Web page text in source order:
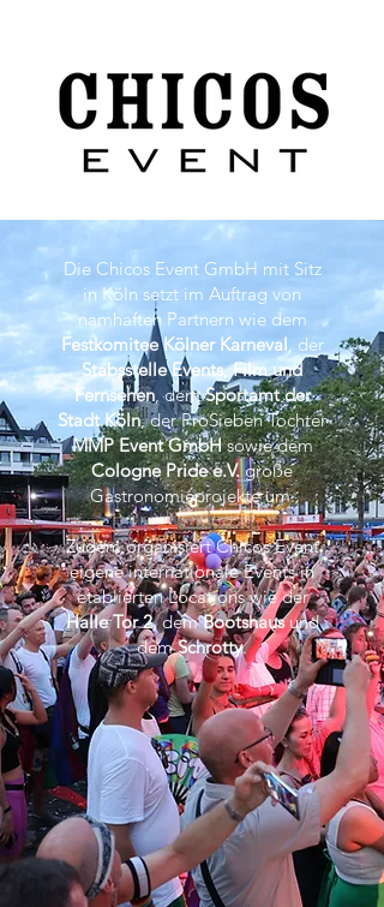
Die Chicos Event GmbH mit Sitz
in Köln setzt im Auftrag von
namhaften Partnern wie dem
Festkomitee Kölner Karneval, der
Stabsstelle Events,Film und
Fernsehen, demSportamt der
Stadt Köln, der ProSieben Tochter
MMP Event GmbHsowie dem
Cologne Pride e.V.große
Gastronomieprojekte um.
Zudem organisiert Chicos Event
eigene internationale Events in
etablierten Locations wie der
Halle Tor 2, demBootshausund
demSchrotty.